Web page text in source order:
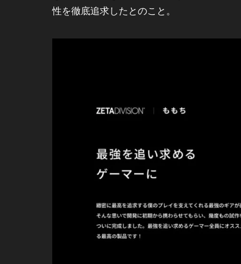
性を徹底追求したとのこと。